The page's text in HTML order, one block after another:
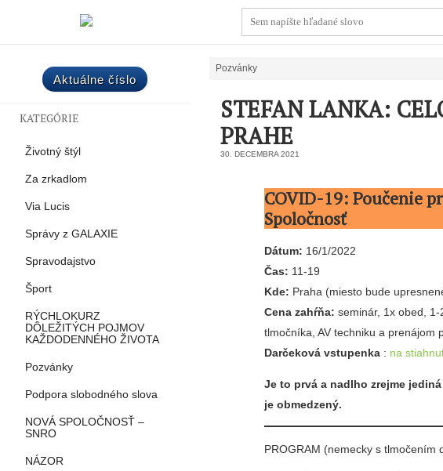
Aktuálne číslo
KATEGÓRIE
Životný štýl
Za zrkadlom
Via Lucis
Správy z GALAXIE
Spravodajstvo
Šport
RÝCHLOKURZ
DÔLEŽITÝCH POJMOV
KAŽDODENNÉHO ŽIVOTA
Pozvánky
Podpora slobodného slova
NOVÁ SPOLOČNOSŤ –
SNRO
NÁZOR
Pozvánky
STEFAN LANKA:
PRAHE
30. DECEMBRA 2021
COVID-19: Poučenie
Spoločnosť
Dátum: 16/1/2022
Čas: 11-19
Kde: Praha (miesto bude
Cena zahŕňa: seminár, 1x obed,
tlmočníka, AV techniku ​​a prenájom
Darčeková vstupenka : na
Je to prvá a nadlho zrejme
je obmedzený.
PROGRAM (nemecky s tlmočením